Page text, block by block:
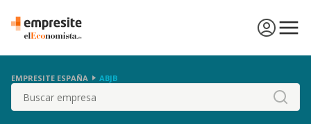
EMPRESITE ESPAÑA ABJB
Buscar